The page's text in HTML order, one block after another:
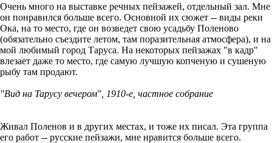
Очень много на выставке речных пейзажей, отдельный зал. Мне
он понравился больше всего. Основной их сюжет -- виды реки
Ока, на то место, где он возведет свою усадьбу Поленово
(обязательно съездите летом, там поразительная атмосфера), и на
мой любимый город Таруса. На некоторых пейзажах "в кадр"
влезает даже то место, где самую лучшую копченую и сушеную
рыбу там продают.
"Вид на Тарусу вечером", 1910-е, частное собрание
Живал Поленов и в других местах, и тоже их писал. Эта группа
его работ -- русские пейзажи, мне нравится больше всего.